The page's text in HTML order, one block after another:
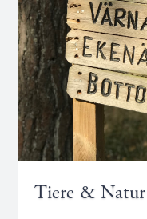
Tiere & Natur